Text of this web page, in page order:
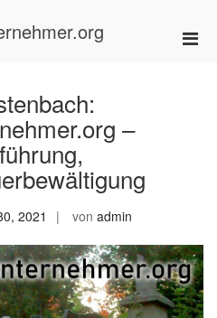
–
2021 von admin